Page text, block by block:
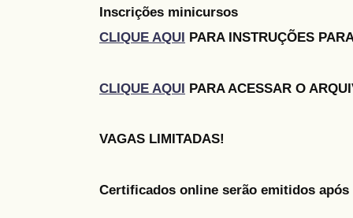
Inscrições minicursos
CLIQUE AQUI PARA INSTRUÇÕES
CLIQUE AQUI PARA ACESSAR O
VAGAS LIMITADAS!
Certificados online serão emitidos após